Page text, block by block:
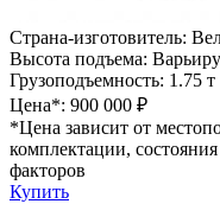
Страна-изготовитель:
Высота подъема:
Грузоподъемность: 1.75 т
Цена*: 900 000 ₽
*Цена зависит от
комплектации,
факторов
Купить